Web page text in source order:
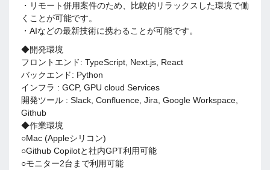
・リモート併用案件のため、比較的リラックスした環境で働
くことが可能です。
・AIなどの最新技術に携わることが可能です。
◆開発環境
フロントエンド: TypeScript, Next.js, React
バックエンド: Python
インフラ : GCP, GPU cloud Services
開発ツール : Slack, Confluence, Jira, Google Workspace,
Github
◆作業環境
○Mac (Appleシリコン)
○Github Copilotと社内GPT利用可能
○モニター2台まで利用可能